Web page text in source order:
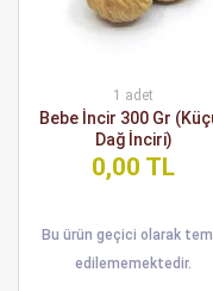
1 adet
Bebe İncir 300 Gr
Dağ İnciri)
0,00 TL
Bu ürün geçici olarak
edilememektedir.